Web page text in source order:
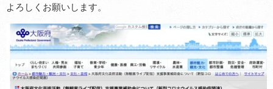
よろしくお願いします。